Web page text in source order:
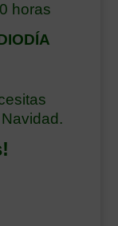
horas